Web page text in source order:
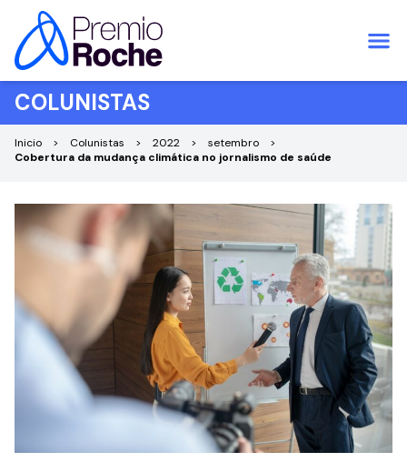
Pular para o conteúdo
COLUNISTAS
Inicio Colunistas 2022
setembro
Cobertura da mudança climática no jornalismo de saúde